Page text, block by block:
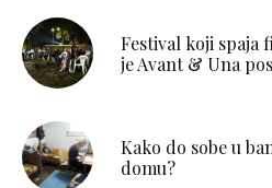
Festival koji spaja
je Avant & Una
Kako do sobe u
domu?